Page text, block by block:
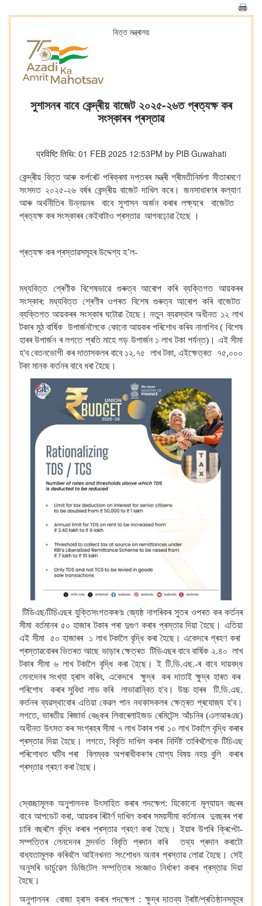
বিত্ত মন্ত্ৰালয়
সুশাসনৰ বাবে কেন্দ্ৰীয় বাজেট ২০২৫-২৬ত প্ৰত্যক্ষ কৰ
সংস্কাৰৰ প্ৰস্তাৱ
प्रविष्टि तिथि: 01 FEB 2025 12:53PM by PIB Guwahati
কেন্দ্ৰীয় বিত্ত আৰু কৰ্পৰেট পৰিক্ৰমা দপ্তৰৰ মন্ত্ৰী শ্ৰীমতীনিৰ্মলা সীতাৰমণে
সংসদত ২০২৫-২৬ বৰ্ষৰ কেন্দ্ৰীয় বাজেট দাখিল কৰে। জনসাধাৰণৰ কল্যাণ
আৰু অৰ্থনীতিৰ উন্নয়নৰ বাবে সুশাসন অৰ্জন কৰাৰ লক্ষ্যৰে বাজেটত ​​
প্ৰত্যক্ষ কৰ সংস্কাৰৰ কেইবাটাও প্ৰস্তাৱ আগবঢ়োৱা হৈছে ।
প্ৰত্যক্ষ কৰ প্ৰস্তাৱসমূহৰ উদ্দেশ্য হ’ল-
মধ্যবিত্ত শ্ৰেণীক বিশেষভাৱে গুৰুত্ব আৰোপ কৰি ব্যক্তিগত আয়কৰৰ
সংস্কাৰ: মধ্যবিত্ত শ্ৰেণীৰ ওপৰত বিশেষ গুৰুত্ব আৰোপ কৰি বাজেটত
ব্যক্তিগত আয়কৰৰ সংস্কাৰ ঘটোৱা হৈছে। নতুন ব্যৱস্থাৰ অধীনত ১২ লাখ
টকাৰ মুঠ বাৰ্ষিক উপাৰ্জনলৈকে কোনো আয়কৰ পৰিশোধ কৰিব নালাগিব ( বিশেষ
হাৰৰ উপাৰ্জন ৰ লগতে প্ৰতি মাহে গড় উপাৰ্জন ১ লাখ টকা পৰ্যন্ত)। এই সীমা
হ'ব বেতনভোগী কৰ দাতাসকলৰ বাবে ১২.৭৫ লাখ টকা, এইক্ষেত্ৰত ৭৫,০০০
টকা মানক কৰ্তনৰ বাবে ধৰা হৈছে।
টিডিএছ/টিচিএছৰ যুক্তিসংগতকৰণঃ জ্যেষ্ঠ নাগৰিকৰ সুতৰ ওপৰত কৰ কৰ্তনৰ
সীমা বৰ্তমানৰ ৫০ হাজাৰ টকাৰ পৰা দুগুণ কৰাৰ প্ৰস্তাৱ দিয়া হৈছে। এতিয়া
এই সীমা ৫০ হাজাৰৰ ১ লাখ টকালৈ বৃদ্ধি কৰা হৈছে। একেদৰে গ্ৰহণ কৰা
প্ৰস্তাৱবোৰৰ ভিতৰত আছে ভাড়াৰ ক্ষেত্ৰত টিডিএছৰ বাবে বাৰ্ষিক ২.৪০ লাখ
টকাৰ সীমা ৬ লাখ টকালৈ বৃদ্ধি কৰা হৈছে। ই টি.ডি.এছ.-ৰ বাবে দায়বদ্ধ
লেনদেনৰ সংখ্যা হ্ৰাস কৰিব, একেদৰে ক্ষুদ্ৰ কৰ দাতাই ক্ষুদ্ৰ হাৰত কৰ
পৰিশোধ কৰাৰ সুবিধা লাভ কৰি লাভাৱান্বিত হ'ব। উচ্চ হাৰৰ টি.ডি.এছ.
কৰ্তনৰ ব্যৱস্থাবোৰ এতিয়া কেৱল পান নথকাসকলৰ ক্ষেত্ৰত প্ৰযোজ্য হ'ব।
লগতে, ভাৰতীয় ৰিজাৰ্ভ বেঙ্কৰ লিবাৰেলাইজড ৰেমিটেন্স আঁচনিৰ (এলআৰএছ)
অধীনত উৎসত কৰ সংগ্ৰহৰ সীমা ৭ লাখ টকাৰ পৰা ১০ লাখ টকালৈ বৃদ্ধি কৰাৰ
প্ৰস্তাৱ দিয়া হৈছে। লগতে, বিবৃতি দাখিল কৰাৰ নিৰ্দিষ্ট তাৰিখলৈকে টিচিএছ
পৰিশোধত ঘটিব পৰা বিলম্বক অপৰাধীকৰণৰ যোগ্য বিষয় নহয় বুলি কৰাৰ
প্ৰস্তাৱ গ্ৰহণ কৰা হৈছে।
স্বেচ্ছামূলক অনুপালনক উৎসাহিত কৰাৰ পদক্ষেপ: যিকোনো মূল্যায়ন বছৰৰ
বাবে আপডেট কৰা, আয়কৰ ৰিটাৰ্ণ দাখিল কৰাৰ সময়সীমা বৰ্তমানৰ দুবছৰৰ পৰা
চাৰি বছৰলৈ বৃদ্ধি কৰাৰ প্ৰস্তাৱ গ্ৰহণ কৰা হৈছে। ইয়াৰ উপৰি ক্ৰিপ্টো-
সম্পত্তিৰ লেনদেনৰ সন্দৰ্ভত বিবৃতি প্ৰদান কৰি তথ্য প্ৰদান কৰাটো
বাধ্যতামূলক কৰিবলৈ আইনখনত সংশোধন অনাৰ প্ৰস্তাৱ লোৱা হৈছে। সেই
অনুসৰি ভাৰ্চুৱেল ডিজিটেল সম্পত্তিৰ সংজ্ঞাও নিৰ্ধাৰণ কৰাৰ প্ৰস্তাৱ দিয়া
হৈছে।
অনুপালনৰ বোজা হ্ৰাস কৰাৰ পদক্ষেপ : ক্ষুদ্ৰ দাতব্য ট্ৰাষ্ট/প্ৰতিষ্ঠানসমূহৰ